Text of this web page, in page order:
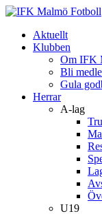
Aktuellt
Klubben
Om IFK
Bli
Gula
Herrar
A-lag
U19